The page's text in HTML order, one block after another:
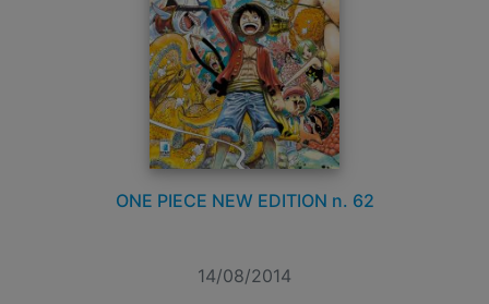
ONE PIECE NEW EDITION n. 62
14/08/2014